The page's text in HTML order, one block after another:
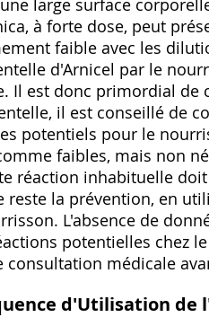
large surface
à forte dose, peut
faible avec les
d'Arnicel par le
Il est donc primordial de
il est conseillé de
potentiels pour le
faibles, mais non
réaction inhabituelle
reste la prévention, en
L'absence de
potentielles chez
consultation médicale
d'Utilisation de